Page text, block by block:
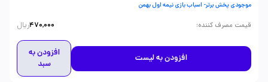
موجودی پخش برتر- اسباب بازی نیمه اول بهمن
قیمت مصرف کننده:
470,000ریال
افزودن به لیست
افزودن به
سبد